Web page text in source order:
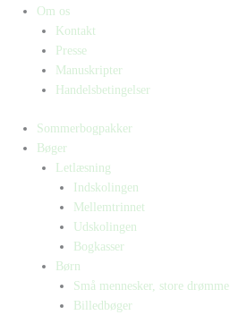
Om os
Kontakt
Presse
Manuskripter
Handelsbetingelser
Sommerbogpakker
Bøger
Letlæsning
Indskolingen
Mellemtrinnet
Udskolingen
Bogkasser
Børn
Små mennesker, store drømme
Billedbøger